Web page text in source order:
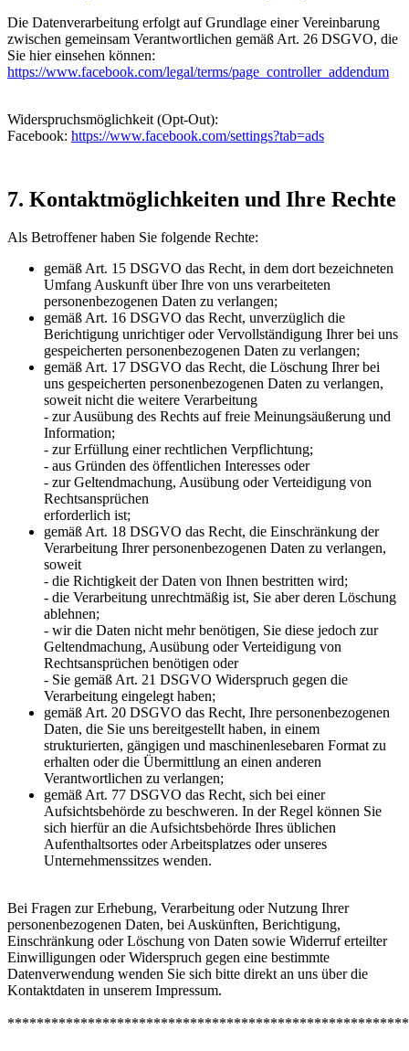
Die Datenverarbeitung erfolgt auf Grundlage einer Vereinbarung
zwischen gemeinsam Verantwortlichen gemäß Art. 26 DSGVO, die
Sie hier einsehen können:
https://www.facebook.com/legal/terms/page_controller_addendum
Widerspruchsmöglichkeit (Opt-Out):
Facebook: https://www.facebook.com/settings?tab=ads
7. Kontaktmöglichkeiten und Ihre Rechte
Als Betroffener haben Sie folgende Rechte:
gemäß Art. 15 DSGVO das Recht, in dem dort bezeichneten
Umfang Auskunft über Ihre von uns verarbeiteten
personenbezogenen Daten zu verlangen;
gemäß Art. 16 DSGVO das Recht, unverzüglich die
Berichtigung unrichtiger oder Vervollständigung Ihrer bei uns
gespeicherten personenbezogenen Daten zu verlangen;
gemäß Art. 17 DSGVO das Recht, die Löschung Ihrer bei
uns gespeicherten personenbezogenen Daten zu verlangen,
soweit nicht die weitere Verarbeitung
- zur Ausübung des Rechts auf freie Meinungsäußerung und
Information;
- zur Erfüllung einer rechtlichen Verpflichtung;
- aus Gründen des öffentlichen Interesses oder
- zur Geltendmachung, Ausübung oder Verteidigung von
Rechtsansprüchen
erforderlich ist;
gemäß Art. 18 DSGVO das Recht, die Einschränkung der
Verarbeitung Ihrer personenbezogenen Daten zu verlangen,
soweit
- die Richtigkeit der Daten von Ihnen bestritten wird;
- die Verarbeitung unrechtmäßig ist, Sie aber deren Löschung
ablehnen;
- wir die Daten nicht mehr benötigen, Sie diese jedoch zur
Geltendmachung, Ausübung oder Verteidigung von
Rechtsansprüchen benötigen oder
- Sie gemäß Art. 21 DSGVO Widerspruch gegen die
Verarbeitung eingelegt haben;
gemäß Art. 20 DSGVO das Recht, Ihre personenbezogenen
Daten, die Sie uns bereitgestellt haben, in einem
strukturierten, gängigen und maschinenlesebaren Format zu
erhalten oder die Übermittlung an einen anderen
Verantwortlichen zu verlangen;
gemäß Art. 77 DSGVO das Recht, sich bei einer
Aufsichtsbehörde zu beschweren. In der Regel können Sie
sich hierfür an die Aufsichtsbehörde Ihres üblichen
Aufenthaltsortes oder Arbeitsplatzes oder unseres
Unternehmenssitzes wenden.
Bei Fragen zur Erhebung, Verarbeitung oder Nutzung Ihrer
personenbezogenen Daten, bei Auskünften, Berichtigung,
Einschränkung oder Löschung von Daten sowie Widerruf erteilter
Einwilligungen oder Widerspruch gegen eine bestimmte
Datenverwendung wenden Sie sich bitte direkt an uns über die
Kontaktdaten in unserem Impressum.